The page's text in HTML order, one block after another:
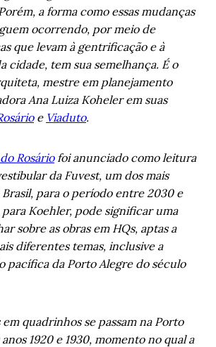
a forma como essas mudanças
ocorrendo, por meio de
que levam à gentrificação e à
cidade, tem sua semelhança. É o
mestre em planejamento
Ana Luiza Koheler em suas
e Viaduto.
Rosáriofoi anunciado como leitura
da Fuvest, um dos mais
para o período entre 2030 e
para Koehler, pode significar uma
sobre as obras em HQs, aptas a
diferentes temas, inclusive a
pacífica da Porto Alegre do século
quadrinhos se passam na Porto
1920 e 1930, momento no qual a